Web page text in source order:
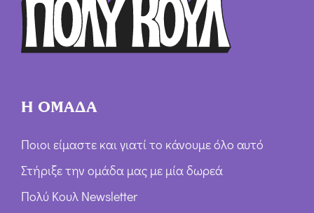
Η ΟΜΑΔΑ
Ποιοι είμαστε και γιατί το κάνουμε όλο αυτό
Στήριξε την ομάδα μας με μία δωρεά
Πολύ Κουλ Newsletter